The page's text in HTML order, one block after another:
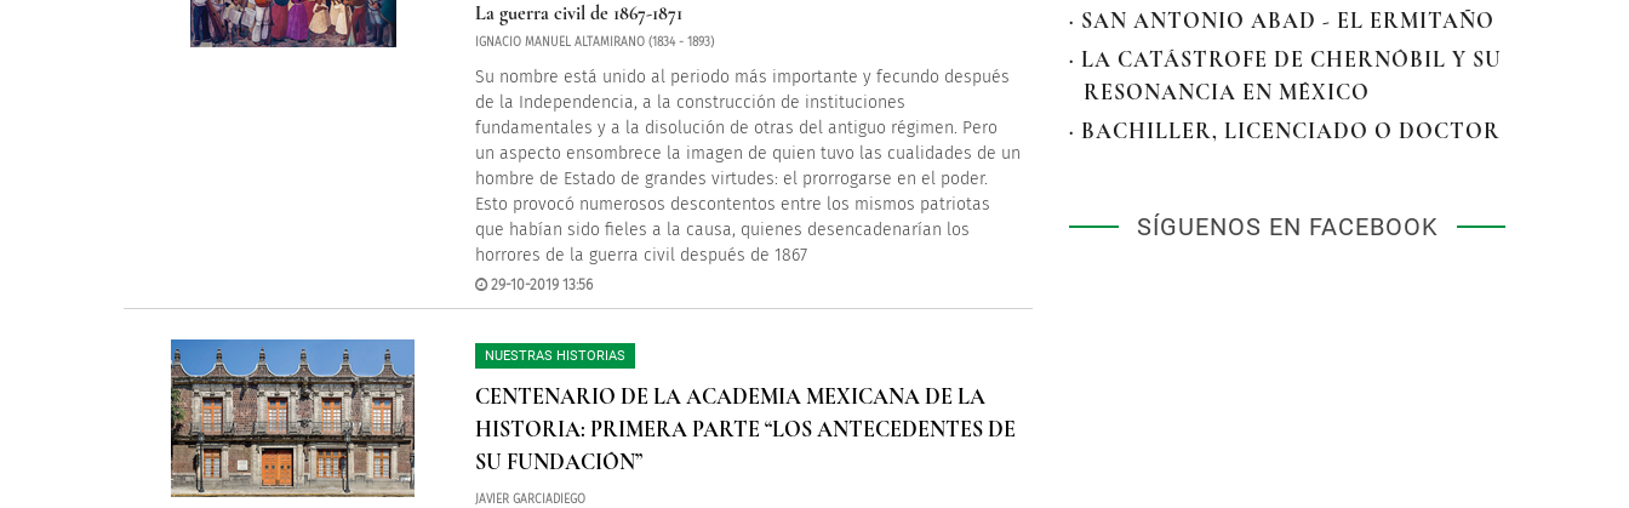
La guerra civil de 1867-1871
IGNACIO MANUEL ALTAMIRANO (1834 - 1893)
Su nombre está unido al periodo más importante y fecundo después
de la Independencia, a la construcción de instituciones
fundamentales y a la disolución de otras del antiguo régimen. Pero
un aspecto ensombrece la imagen de quien tuvo las cualidades de un
hombre de Estado de grandes virtudes: el prorrogarse en el poder.
Esto provocó numerosos descontentos entre los mismos patriotas
que habían sido fieles a la causa, quienes desencadenarían los
horrores de la guerra civil después de 1867
29-10-2019 13:56
NUESTRAS HISTORIAS
CENTENARIO DE LA ACADEMIA MEXICANA DE LA
HISTORIA: PRIMERA PARTE “LOS ANTECEDENTES DE
SU FUNDACIÓN”
JAVIER GARCIADIEGO
· SAN ANTONIO ABAD - EL ERMITAÑO
· LA CATÁSTROFE DE CHERNÓBIL Y SU
RESONANCIA EN MÉXICO
· BACHILLER, LICENCIADO O DOCTOR
SÍGUENOS EN FACEBOOK